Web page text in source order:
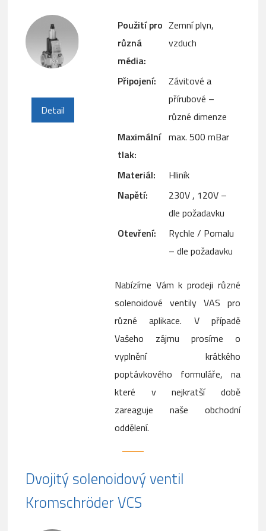
Detail
Použití pro
různá
média:
Zemní plyn,
vzduch
Připojení:
Závitové a
přírubové –
různé dimenze
Maximální
tlak:
max. 500 mBar
Materiál:
Hliník
Napětí:
230V , 120V –
dle požadavku
Otevření:
Rychle / Pomalu
– dle požadavku
Nabízíme Vám k prodeji různé
solenoidové ventily VAS pro
různé aplikace. V případě
Vašeho zájmu prosíme o
vyplnění krátkého
poptávkového formuláře, na
které v nejkratší době
zareaguje naše obchodní
oddělení.
Dvojitý solenoidový ventil
Kromschröder VCS